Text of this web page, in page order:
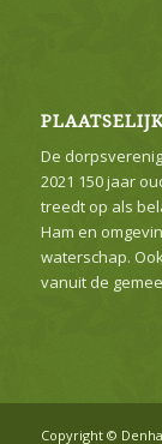
De
2021 150 jaar
treedt op als
Ham en
waterschap.
vanuit de
Copyright ©